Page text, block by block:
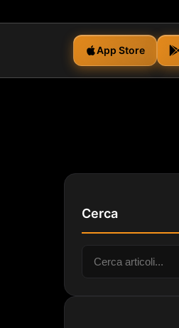
App Store
Cerca
Cerca: